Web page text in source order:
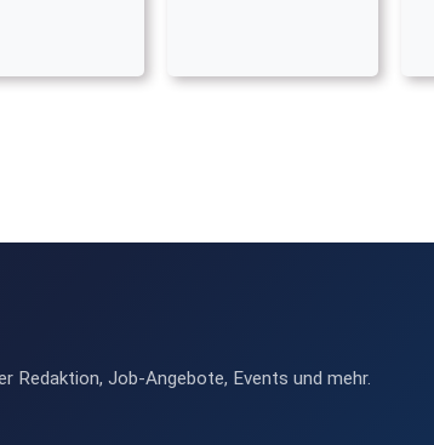
Redaktion, Job-Angebote, Events und mehr.